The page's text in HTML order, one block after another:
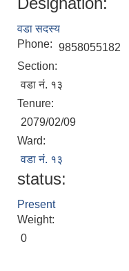
वडा सदस्य
Phone: 9858055182
Section:
वडा नं. १३
Tenure:
2079/02/09
Ward:
वडा नं. १३
status:
Present
Weight:
0